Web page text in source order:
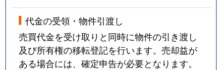
代金の受領・物件引渡し
売買代金を受け取りと同時に物件の引き渡し
及び所有権の移転登記を行います。売却益が
ある場合には、確定申告が必要となります。